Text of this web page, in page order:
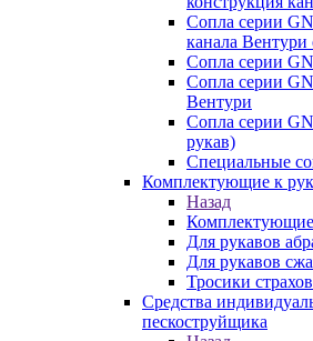
Сопла серии
канала
Сопла серии
Сопла серии
Вентури
Сопла серии
рукав)
Специальные
Комплектующие к
Назад
Для рукавов
Для рукавов
Тросики
Средства
пескоструйщика